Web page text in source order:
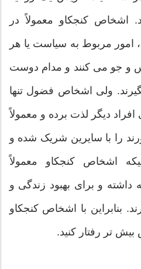
اشخاص کنجکاو معمولاً در
امور مربوط به سیاست یا هر
و جو می کنند و مدام دوست
ولی اشخاص فضول تنها
دیگر لذت برده و معمولاً
را با سایرین شریک شده و
اشخاص کنجکاو معمولاً
داشته و برای بهبود زندگی و
بنابراین با اشخاص کنجکاو
تر رفتار کنید.